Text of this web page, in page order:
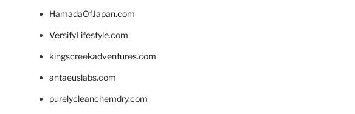
HamadaOfJapan.com
VersifyLifestyle.com
kingscreekadventures.com
antaeuslabs.com
purelycleanchemdry.com